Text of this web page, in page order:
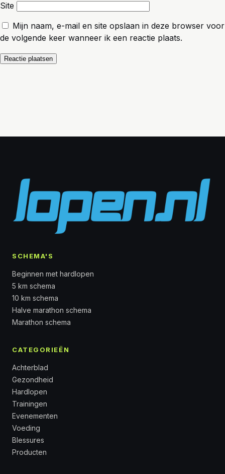
Site
Mijn naam, e-mail en site opslaan in deze browser voor
de volgende keer wanneer ik een reactie plaats.
SCHEMA'S
Beginnen met hardlopen
5 km schema
10 km schema
Halve marathon schema
Marathon schema
CATEGORIEËN
Achterblad
Gezondheid
Hardlopen
Trainingen
Evenementen
Voeding
Blessures
Producten